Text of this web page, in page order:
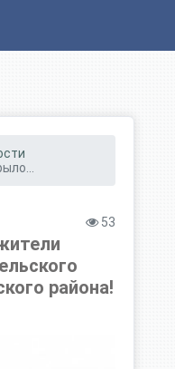
53
района!